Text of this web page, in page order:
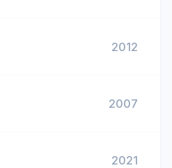
2012
2007
2021